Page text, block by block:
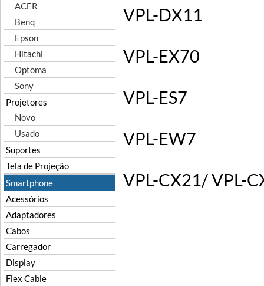
ACER
Benq
Epson
Hitachi
Optoma
Sony
Projetores
Novo
Usado
Suportes
Tela de Projeção
Smartphone
Acessórios
Adaptadores
Cabos
Carregador
Display
Flex Cable
VPL-DX11
VPL-EX70
VPL-ES7
VPL-EW7
VPL-CX21/ VPL-